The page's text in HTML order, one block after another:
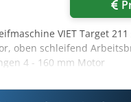
VIET Target
oben schleifend
4 - 160 mm Motor
400 V, 50 Hz 2
90 Sh, 2. Aggregat: